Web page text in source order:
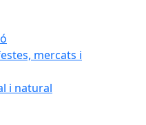
mercats i
i natural